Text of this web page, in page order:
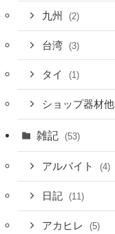
九州 (2)
台湾 (3)
タイ (1)
ショップ器材他
雑記 (53)
アルバイト (4)
日記 (11)
アカヒレ (5)